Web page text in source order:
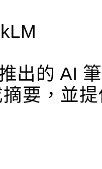
出的 AI
要，並